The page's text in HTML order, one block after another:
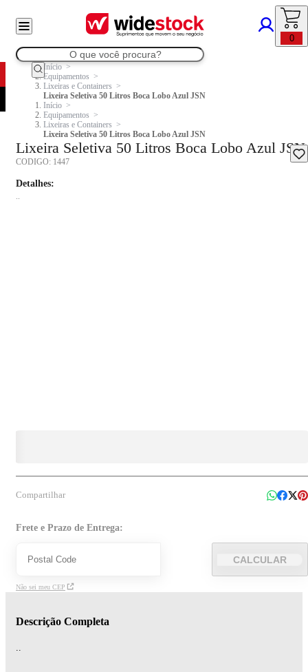
0
Início
Equipamentos
Lixeiras e Containers
Lixeira Seletiva 50 Litros Boca Lobo Azul JSN
Início
Equipamentos
Lixeiras e Containers
Lixeira Seletiva 50 Litros Boca Lobo Azul JSN
Lixeira Seletiva 50 Litros Boca Lobo Azul JSN
CODIGO: 1447
Detalhes:
..
Compartilhar
Frete e Prazo de Entrega:
CALCULAR
Não sei meu CEP
Descrição Completa